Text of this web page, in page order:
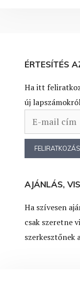
ÉRTESÍTÉS
Ha itt
új
AJÁNLÁS,
Ha szívesen
csak szeretne
szerkesztőnek